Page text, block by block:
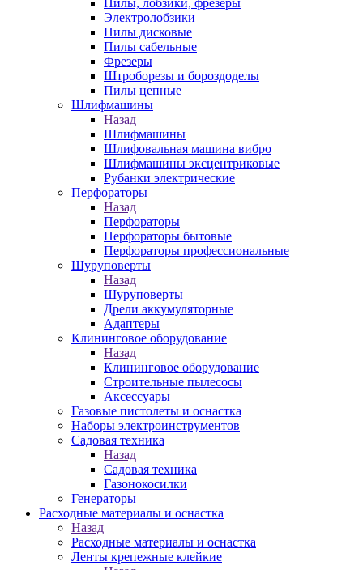
Пилы, лобзики, фрезеры
Электролобзики
Пилы дисковые
Пилы сабельные
Фрезеры
Штроборезы и бороздоделы
Пилы цепные
Шлифмашины
Назад
Шлифмашины
Шлифовальная машина вибро
Шлифмашины эксцентриковые
Рубанки электрические
Перфораторы
Назад
Перфораторы
Перфораторы бытовые
Перфораторы профессиональные
Шуруповерты
Назад
Шуруповерты
Дрели аккумуляторные
Адаптеры
Клининговое оборудование
Назад
Клининговое оборудование
Строительные пылесосы
Аксессуары
Газовые пистолеты и оснастка
Наборы электроинструментов
Садовая техника
Назад
Садовая техника
Газонокосилки
Генераторы
Расходные материалы и оснастка
Назад
Расходные материалы и оснастка
Ленты крепежные клейкие